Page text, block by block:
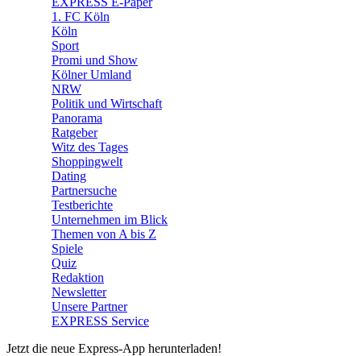
1. FC Köln
Köln
Sport
Promi und Show
Kölner Umland
NRW
Politik und Wirtschaft
Panorama
Ratgeber
Witz des Tages
Shoppingwelt
Dating
Partnersuche
Testberichte
Unternehmen im Blick
Themen von A bis Z
Spiele
Quiz
Redaktion
Newsletter
Unsere Partner
EXPRESS Service
Jetzt die neue Express-App herunterladen!